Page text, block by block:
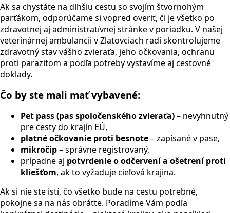
Ak sa chystáte na dlhšiu cestu so svojím štvornohým
parťákom, odporúčame si vopred overiť, či je všetko po
zdravotnej aj administratívnej stránke v poriadku. V našej
veterinárnej ambulancii v Zlatovciach radi skontrolujeme
zdravotný stav vášho zvieraťa, jeho očkovania, ochranu
proti parazitom a podľa potreby vystavíme aj cestovné
doklady.
Čo by ste mali mať vybavené:
Pet pass (pas spoločenského zvieraťa)– nevyhnutný
pre cesty do krajín EÚ,
platné očkovanie proti besnote– zapísané v pase,
mikročip– správne registrovaný,
prípadne aj potvrdenie o odčervení a ošetrení proti
kliešťom, ak to vyžaduje cieľová krajina.
Ak si nie ste istí, čo všetko bude na cestu potrebné,
pokojne sa na nás obráťte. Poradíme Vám podľa